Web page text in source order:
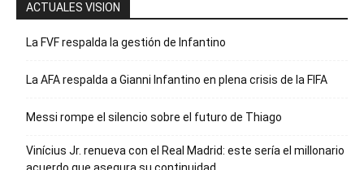
ACTUALES VISION
La FVF respalda la gestión de Infantino
La AFA respalda a Gianni Infantino en plena crisis de la FIFA
Messi rompe el silencio sobre el futuro de Thiago
Vinícius Jr. renueva con el Real Madrid: este sería el millonario